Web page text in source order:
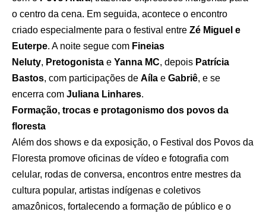
o centro da cena. Em seguida, acontece o encontro
criado especialmente para o festival entre Zé Miguel e
Euterpe. A noite segue com Fineias
Neluty, Pretogonista e Yanna MC, depois Patrícia
Bastos, com participações de Aíla e Gabriê, e se
encerra com Juliana Linhares.
Formação, trocas e protagonismo dos povos da
floresta
Além dos shows e da exposição, o Festival dos Povos da
Floresta promove oficinas de vídeo e fotografia com
celular, rodas de conversa, encontros entre mestres da
cultura popular, artistas indígenas e coletivos
amazônicos, fortalecendo a formação de público e o